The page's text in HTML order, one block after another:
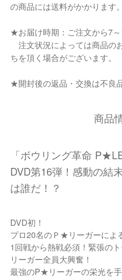
の商品には送料がかかります。
★お届け時期：ご注文から7
注文状況によっては商品の
ちを頂く場合がございます。
★開封後の返品・交換は不良
商品
「ボウリング革命
DVD第16弾！感動の結
は誰だ！？
DVD初！
プロ20名のＰ★リーガーによ
1回戦から熱戦必須！緊張の
リーガー全員大興奮！
最強のP★リーガーの栄光を